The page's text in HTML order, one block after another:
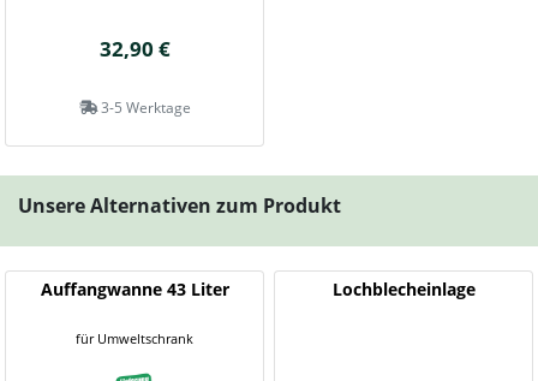
32,90 €
3-5 Werktage
Unsere Alternativen zum Produkt
Auffangwanne 43 Liter
für Umweltschrank
Lochblecheinlage